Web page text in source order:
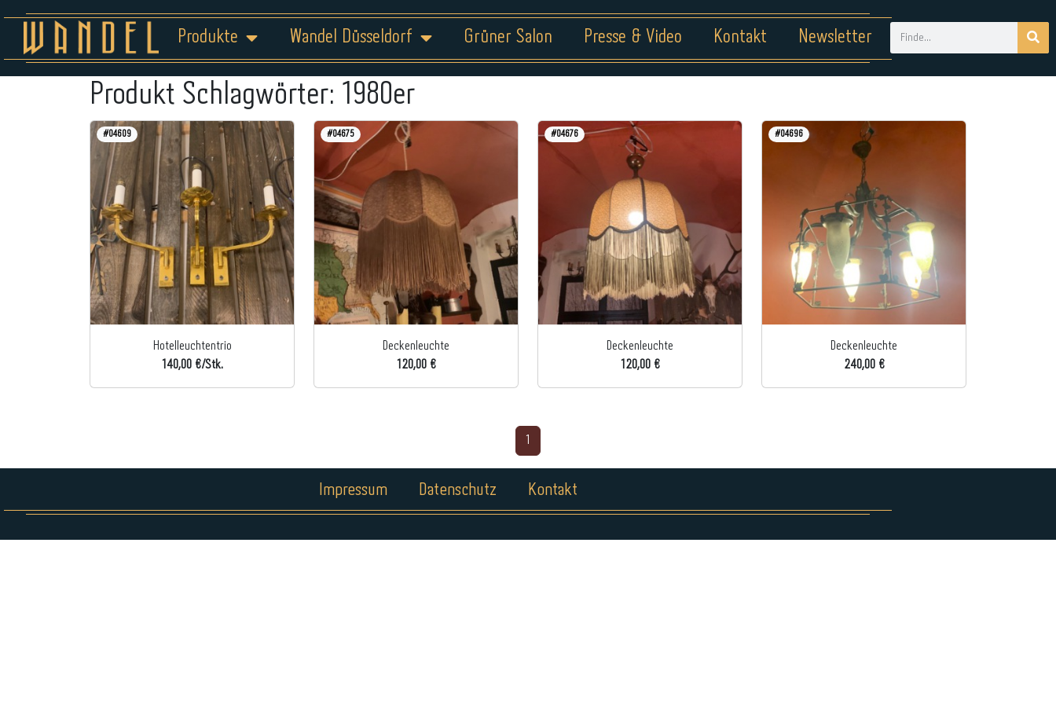
Produkte Wandel Düsseldorf Grüner Salon Presse & Video Kontakt Newsletter
Produkt Schlagwörter: 1980er
#04609
Hotelleuchtentrio
140,00 €/Stk.
#04675
Deckenleuchte
120,00 €
#04676
Deckenleuchte
120,00 €
#04696
Deckenleuchte
240,00 €
Impressum Datenschutz Kontakt